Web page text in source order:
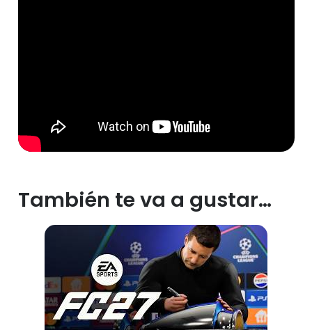
También te va a gustar…